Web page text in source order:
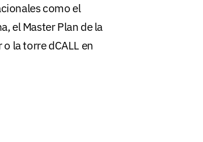
como el
el Master Plan de la
la torre dCALL en